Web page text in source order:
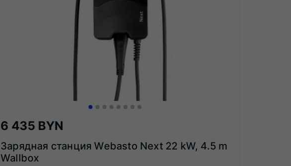
6 435 BYN
Зарядная станция Webasto Next 22 kW, 4.5 m
Wallbox